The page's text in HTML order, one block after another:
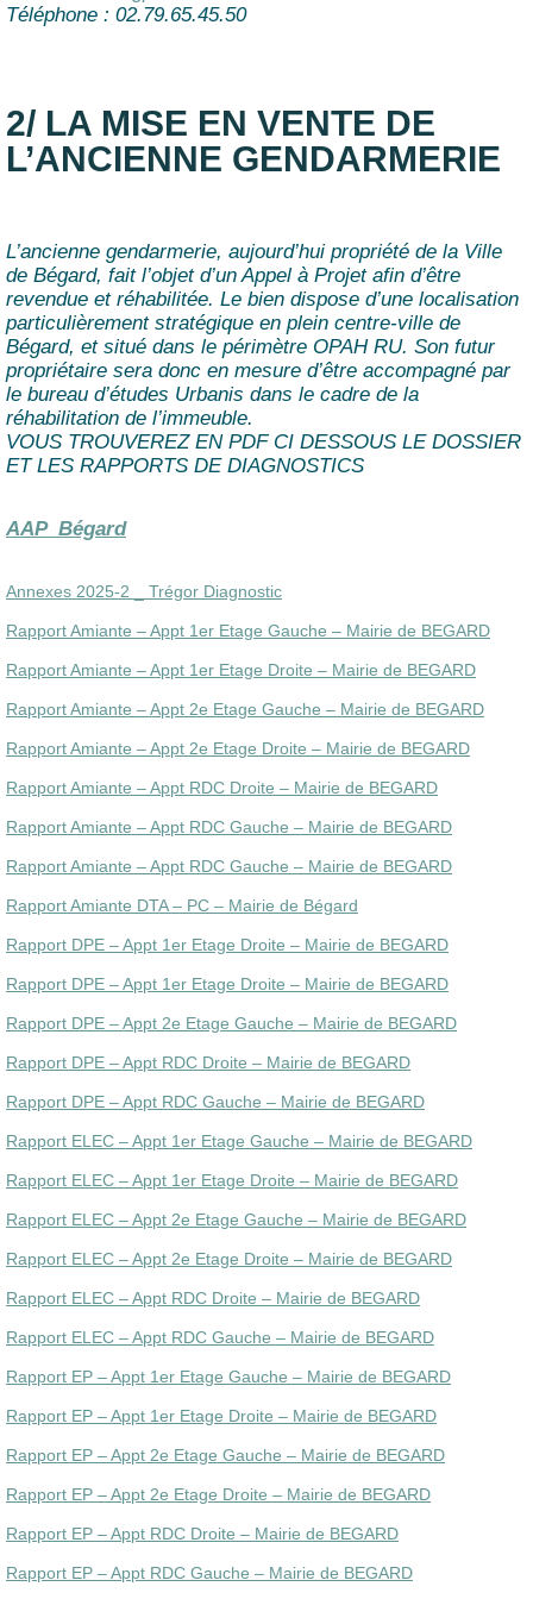
Téléphone : 02.79.65.45.50
2/ LA MISE EN VENTE DE
L’ANCIENNE GENDARMERIE
L’ancienne gendarmerie, aujourd’hui propriété de la Ville
de Bégard, fait l’objet d’un Appel à Projet afin d’être
revendue et réhabilitée. Le bien dispose d’une localisation
particulièrement stratégique en plein centre-ville de
Bégard, et situé dans le périmètre OPAH RU. Son futur
propriétaire sera donc en mesure d’être accompagné par
le bureau d’études Urbanis dans le cadre de la
réhabilitation de l’immeuble.
VOUS TROUVEREZ EN PDF CI DESSOUS LE DOSSIER
ET LES RAPPORTS DE DIAGNOSTICS
AAP_Bégard
Annexes 2025-2 _ Trégor Diagnostic
Rapport Amiante – Appt 1er Etage Gauche – Mairie de BEGARD
Rapport Amiante – Appt 1er Etage Droite – Mairie de BEGARD
Rapport Amiante – Appt 2e Etage Gauche – Mairie de BEGARD
Rapport Amiante – Appt 2e Etage Droite – Mairie de BEGARD
Rapport Amiante – Appt RDC Droite – Mairie de BEGARD
Rapport Amiante – Appt RDC Gauche – Mairie de BEGARD
Rapport Amiante – Appt RDC Gauche – Mairie de BEGARD
Rapport Amiante DTA – PC – Mairie de Bégard
Rapport DPE – Appt 1er Etage Droite – Mairie de BEGARD
Rapport DPE – Appt 1er Etage Droite – Mairie de BEGARD
Rapport DPE – Appt 2e Etage Gauche – Mairie de BEGARD
Rapport DPE – Appt RDC Droite – Mairie de BEGARD
Rapport DPE – Appt RDC Gauche – Mairie de BEGARD
Rapport ELEC – Appt 1er Etage Gauche – Mairie de BEGARD
Rapport ELEC – Appt 1er Etage Droite – Mairie de BEGARD
Rapport ELEC – Appt 2e Etage Gauche – Mairie de BEGARD
Rapport ELEC – Appt 2e Etage Droite – Mairie de BEGARD
Rapport ELEC – Appt RDC Droite – Mairie de BEGARD
Rapport ELEC – Appt RDC Gauche – Mairie de BEGARD
Rapport EP – Appt 1er Etage Gauche – Mairie de BEGARD
Rapport EP – Appt 1er Etage Droite – Mairie de BEGARD
Rapport EP – Appt 2e Etage Gauche – Mairie de BEGARD
Rapport EP – Appt 2e Etage Droite – Mairie de BEGARD
Rapport EP – Appt RDC Droite – Mairie de BEGARD
Rapport EP – Appt RDC Gauche – Mairie de BEGARD